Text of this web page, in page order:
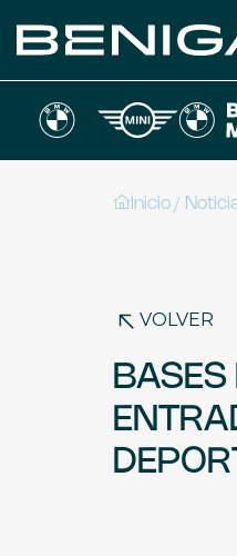
Inicio /
VOLVER
BASES